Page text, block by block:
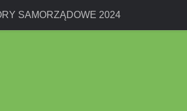
SAMORZĄDOWE 2024